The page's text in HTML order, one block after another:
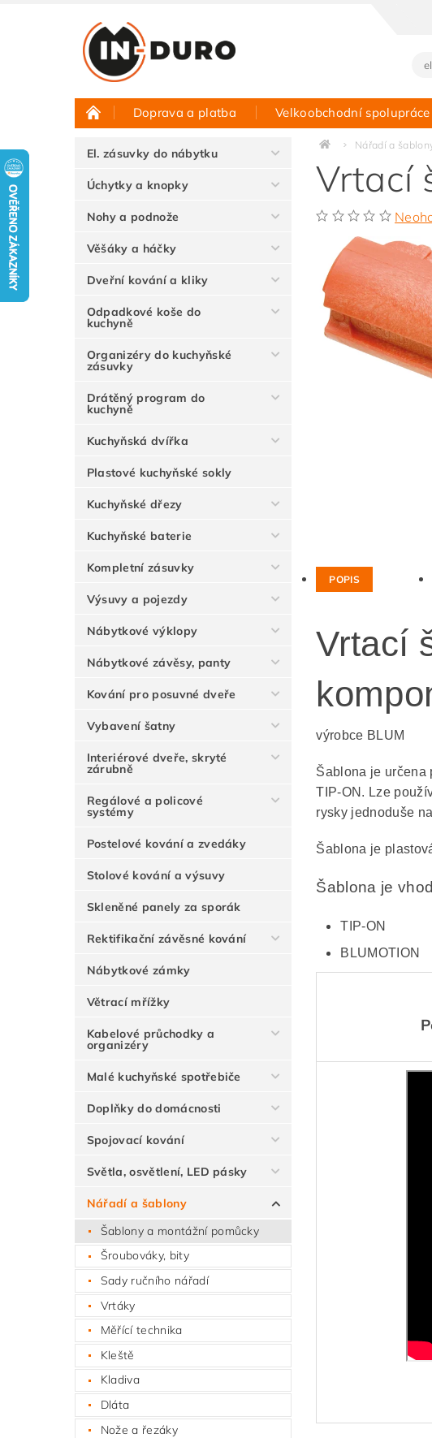
Doprava a platba Velkoobchodní spolupráce
Půjčovna vzorků Hodnocení obchodu
El. zásuvky do nábytku
Úchytky a knopky
Nohy a podnože
Věšáky a háčky
Dveřní kování a kliky
Odpadkové koše do
kuchyně
Organizéry do kuchyňské
zásuvky
Drátěný program do
kuchyně
Kuchyňská dvířka
Plastové kuchyňské sokly
Kuchyňské dřezy
Kuchyňské baterie
Kompletní zásuvky
Výsuvy a pojezdy
Nábytkové výklopy
Nábytkové závěsy, panty
Kování pro posuvné dveře
Vybavení šatny
Interiérové dveře, skryté
zárubně
Regálové a policové
systémy
Postelové kování a zvedáky
Stolové kování a výsuvy
Skleněné panely za sporák
Rektifikační závěsné kování
Nábytkové zámky
Větrací mřížky
Kabelové průchodky a
organizéry
Malé kuchyňské spotřebiče
Doplňky do domácnosti
Spojovací kování
Světla, osvětlení, LED pásky
Nářadí a šablony
Šablony a montážní pomůcky
Šroubováky, bity
Sady ručního nářadí
Vrtáky
Měřící technika
Kleště
Kladiva
Dláta
Nože a řezáky
Nářadí a
Vrtací
POPIS
Vrtací
výrobce BLUM
Šablona je určena
TIP-ON. Lze
rysky jednoduše
Šablona je
Šablona je
TIP-ON
BLUMOTION